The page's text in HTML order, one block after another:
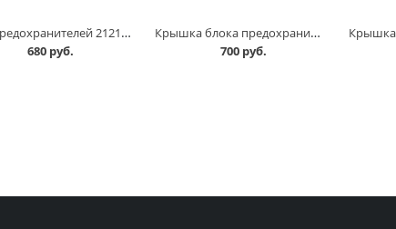
Блок предохранителей 21213,3110,3302 в Челябинске
680 руб.
Крышка блока предохранителей 2105 нового образца в Челябинске
700 руб.